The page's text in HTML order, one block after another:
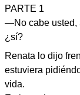
PARTE 1
—No cabe usted,
¿sí?
Renata lo dijo
estuviera
vida.